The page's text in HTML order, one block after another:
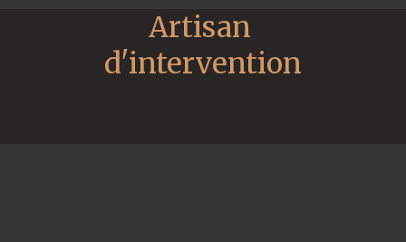
Artisan
d'intervention